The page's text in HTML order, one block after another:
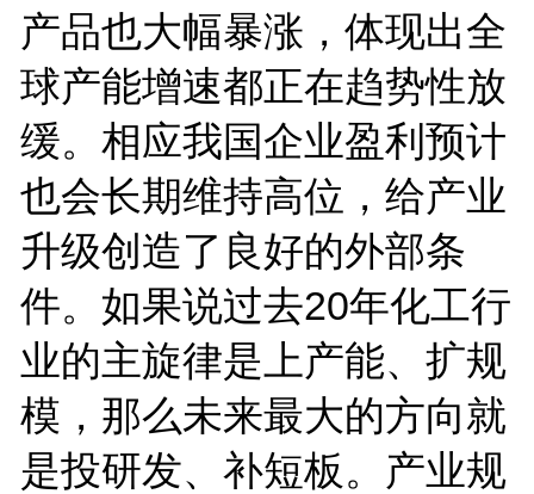
产品也大幅暴涨，体现出全
球产能增速都正在趋势性放
缓。相应我国企业盈利预计
也会长期维持高位，给产业
升级创造了良好的外部条
件。如果说过去20年化工行
业的主旋律是上产能、扩规
模，那么未来最大的方向就
是投研发、补短板。产业规